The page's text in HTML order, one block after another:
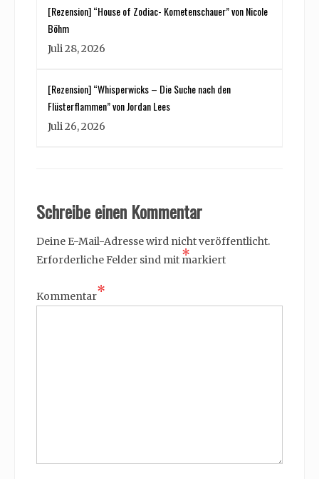
[Rezension] “House of Zodiac- Kometenschauer” von Nicole
Böhm
Juli 28, 2026
[Rezension] “Whisperwicks – Die Suche nach den
Flüsterflammen” von Jordan Lees
Juli 26, 2026
Schreibe einen Kommentar
Deine E-Mail-Adresse wird nicht veröffentlicht.
Erforderliche Felder sind mit *
markiert
Kommentar*